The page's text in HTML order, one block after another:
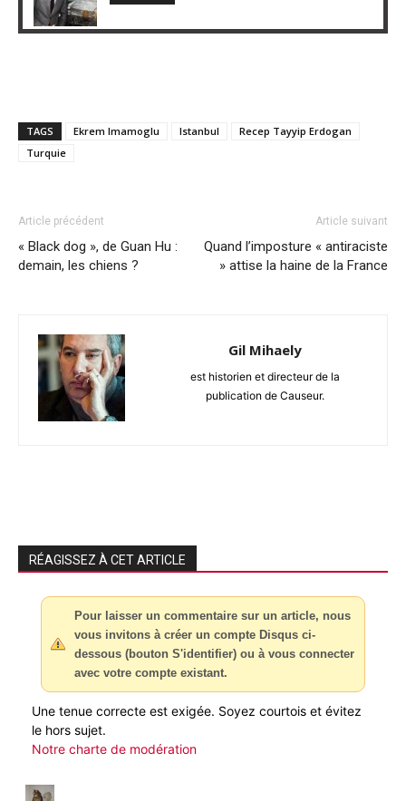
TAGS Ekrem Imamoglu Istanbul
Recep Tayyip Erdogan
Turquie
Article précédent
« Black dog », de Guan Hu :
demain, les chiens ?
Article suivant
Quand l’imposture « antiraciste
» attise la haine de la France
Gil Mihaely
est historien et directeur de la
publication de Causeur.
RÉAGISSEZ À CET ARTICLE
Pour laisser un commentaire sur un article, nous
vous invitons à créer un compte Disqus ci-
dessous (bouton S'identifier) ou à vous connecter
avec votre compte existant.
Une tenue correcte est exigée. Soyez courtois et évitez
le hors sujet.
Notre charte de modération